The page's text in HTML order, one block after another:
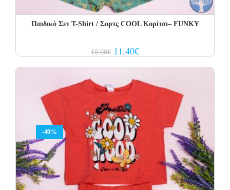
Παιδικό Σετ Τ-Shirt / Σορτς COOL Κορίτσι– FUNKY
19.00€ Original
price
11.40€Current
price
-40%